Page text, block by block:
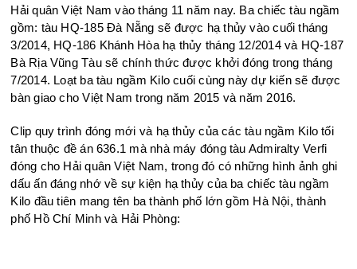
Hải quân Việt Nam vào tháng 11 năm nay. Ba chiếc tàu ngầm
gồm: tàu HQ-185 Đà Nẵng sẽ được hạ thủy vào cuối tháng
3/2014, HQ-186 Khánh Hòa hạ thủy tháng 12/2014 và HQ-187
Bà Rịa Vũng Tàu sẽ chính thức được khởi đóng trong tháng
7/2014. Loạt ba tàu ngầm Kilo cuối cùng này dự kiến sẽ được
bàn giao cho Việt Nam trong năm 2015 và năm 2016.
Clip quy trình đóng mới và hạ thủy của các tàu ngầm Kilo tối
tân thuộc đề án 636.1 mà nhà máy đóng tàu Admiralty Verfi
đóng cho Hải quân Việt Nam, trong đó có những hình ảnh ghi
dấu ấn đáng nhớ về sự kiện hạ thủy của ba chiếc tàu ngầm
Kilo đầu tiên mang tên ba thành phố lớn gồm Hà Nội, thành
phố Hồ Chí Minh và Hải Phòng: